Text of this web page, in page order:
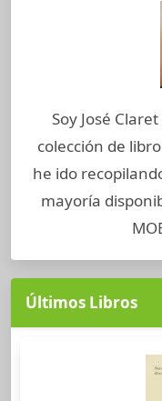
Soy José
colección de
he ido
mayoría
Últimos Libros